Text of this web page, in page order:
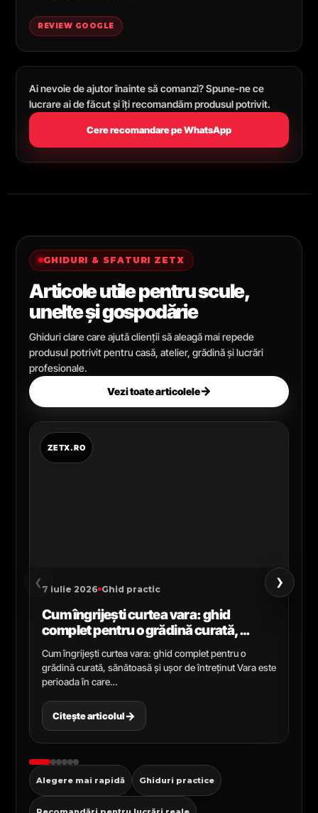
REVIEW GOOGLE
Ai nevoie de ajutor înainte să comanzi? Spune-ne ce
lucrare ai de făcut și îți recomandăm produsul potrivit.
Cere recomandare pe WhatsApp
GHIDURI & SFATURI ZETX
Articole utile pentru scule,
unelte și gospodărie
Ghiduri clare care ajută clienții să aleagă mai repede
produsul potrivit pentru casă, atelier, grădină și lucrări
profesionale.
Vezi toate articolele→
‹ 7 iulie 2026 Ghid practic
Cum îngrijești curtea vara: ghid
complet pentru o grădină curată,
sănătoasă și ușor de întreținut
Cum îngrijești curtea vara: ghid complet pentru o
grădină curată, sănătoasă și ușor de întreținut Vara este
perioada în care…
Citește articolul→
›
Alegere mai rapidă Ghiduri practice